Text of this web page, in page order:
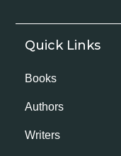
Quick Links
Books
Authors
Writers